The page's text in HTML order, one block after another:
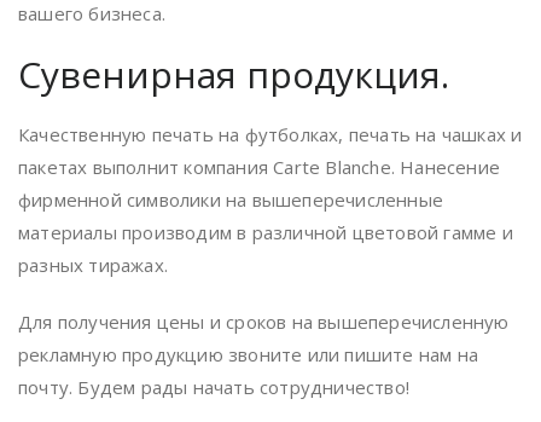
вашего бизнеса.
Сувенирная продукция.
Качественную печать на футболках, печать на чашках и
пакетах выполнит компания Carte Blanche. Нанесение
фирменной символики на вышеперечисленные
материалы производим в различной цветовой гамме и
разных тиражах.
Для получения цены и сроков на вышеперечисленную
рекламную продукцию звоните или пишите нам на
почту. Будем рады начать сотрудничество!